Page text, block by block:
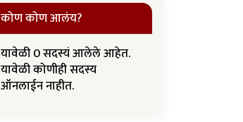
कोण कोण आलंय?
यावेळी 0 सदस्यं आलेले आहेत.
यावेळी कोणीही सदस्य
ऑनलाईन नाहीत.